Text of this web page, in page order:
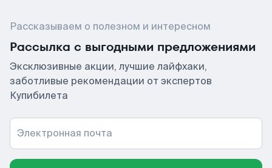
Рассказываем о полезном и интересном
Рассылка с выгодными предложениями
Эксклюзивные акции, лучшие лайфхаки,
заботливые рекомендации от экспертов
Купибилета
Электронная почта